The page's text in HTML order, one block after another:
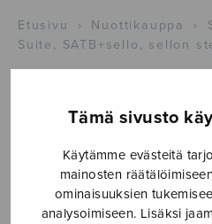
Tämä sivusto
Käytämme evästeitä
mainosten
ominaisuuksien
analysoimiseen. Lisäksi
Etusivu › Nuottikauppa ›
Suite, SATB+sello, sellon